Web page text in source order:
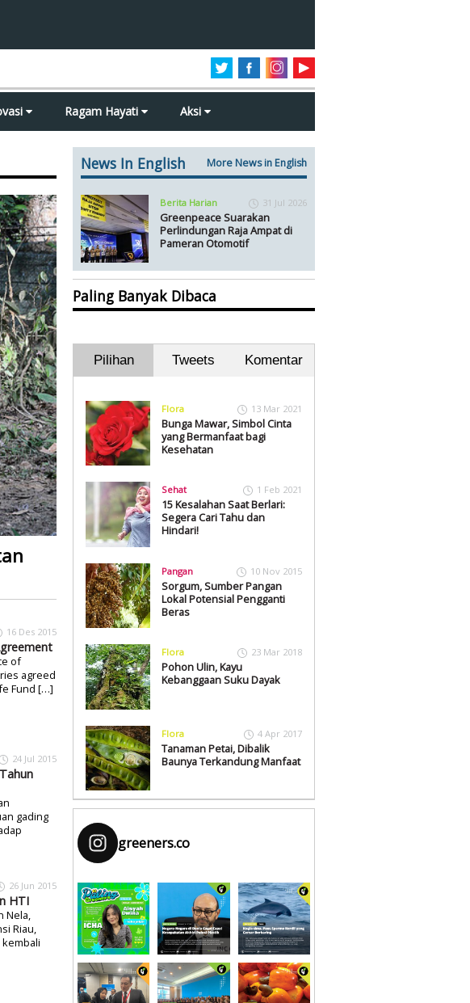
Ragam Hayati Aksi
16 Des 2015
of
agreed
Fund […]
24 Jul 2015
gading
26 Jun 2015
HTI
Nela,
Riau,
kembali
News In English More News in English
Berita Harian 31 Jul 2026
Greenpeace Suarakan
Perlindungan Raja Ampat di
Pameran Otomotif
Paling Banyak Dibaca
Pilihan Tweets Komentar
Flora 13 Mar 2021
Bunga Mawar, Simbol Cinta
yang Bermanfaat bagi
Kesehatan
Sehat 1 Feb 2021
15 Kesalahan Saat Berlari:
Segera Cari Tahu dan
Hindari!
Pangan 10 Nov 2015
Sorgum, Sumber Pangan
Lokal Potensial Pengganti
Beras
Flora 23 Mar 2018
Pohon Ulin, Kayu
Kebanggaan Suku Dayak
Flora 4 Apr 2017
Tanaman Petai, Dibalik
Baunya Terkandung Manfaat
greeners.co